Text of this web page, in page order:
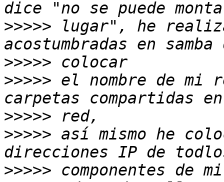
>>>>> lugar", he
>>>>>
>>>>> el nombre de mi
>>>>>
>>>>> así mismo he
>>>>> componentes de